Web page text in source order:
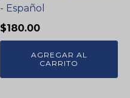
- Español
$180.00
AGREGAR AL
CARRITO